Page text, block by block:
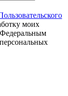
моих